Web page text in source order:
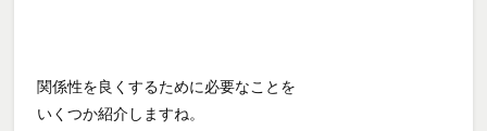
関係性を良くするために必要なことを
いくつか紹介しますね。